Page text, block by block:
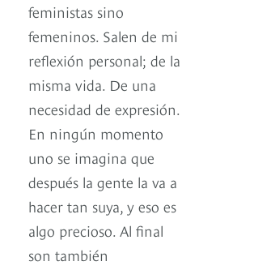
feministas sino
femeninos. Salen de mi
reflexión personal; de la
misma vida. De una
necesidad de expresión.
En ningún momento
uno se imagina que
después la gente la va a
hacer tan suya, y eso es
algo precioso. Al final
son también